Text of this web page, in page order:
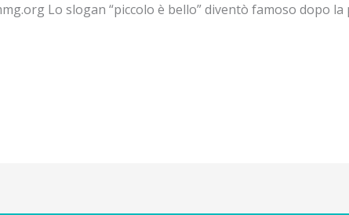
Lo slogan “piccolo è bello” diventò famoso dopo